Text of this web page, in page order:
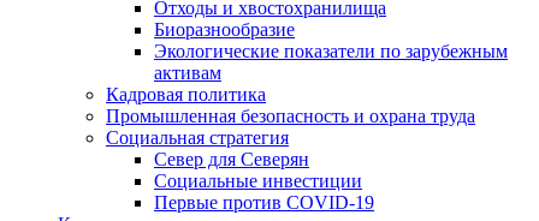
Отходы и хвостохранилища
Биоразнообразие
Экологические показатели по зарубежным
активам
Кадровая политика
Промышленная безопасность и охрана труда
Социальная стратегия
Север для Северян
Социальные инвестиции
Первые против COVID‑19